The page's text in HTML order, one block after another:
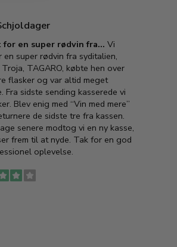
for en super rødvin fra… Vi
super rødvin fra syditalien,
TAGARO, købte hen over
flasker og var altid meget
Fra sidste sending kasserede vi
Blev enig med “Vin med mere”
de sidste tre fra kassen.
senere modtog vi en ny kasse,
frem til at nyde. Tak for en god
oplevelse.